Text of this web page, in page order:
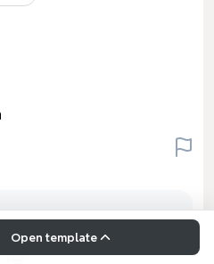
Open template